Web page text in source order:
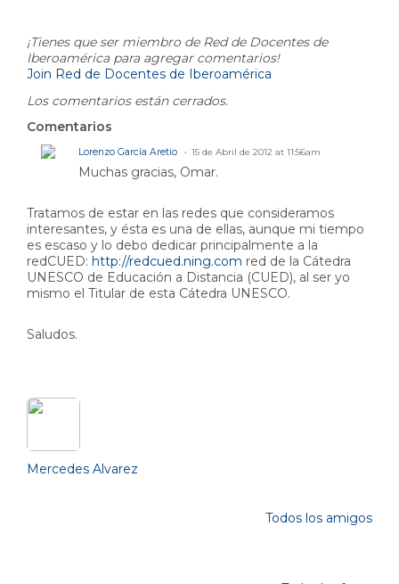
¡Tienes que ser miembro de Red de Docentes de
Iberoamérica para agregar comentarios!
Join Red de Docentes de Iberoamérica
Los comentarios están cerrados.
Comentarios
Lorenzo García Aretio 15 de Abril de 2012 at 11:56am
Muchas gracias, Omar.
Tratamos de estar en las redes que consideramos
interesantes, y ésta es una de ellas, aunque mi tiempo
es escaso y lo debo dedicar principalmente a la
redCUED: http://redcued.ning.com red de la Cátedra
UNESCO de Educación a Distancia (CUED), al ser yo
mismo el Titular de esta Cátedra UNESCO.
Saludos.
Mercedes Alvarez
Todos los amigos